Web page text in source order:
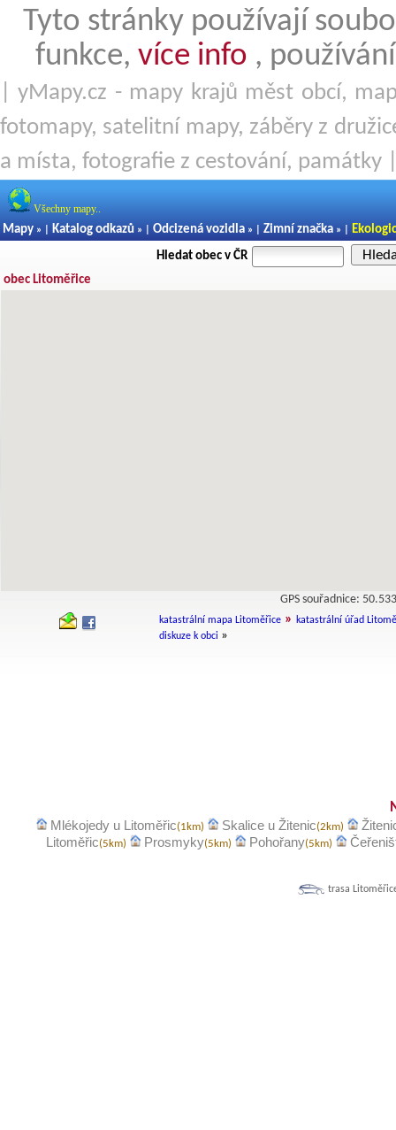
Tyto stránky používají
funkce, více info ,
| yMapy.cz - mapy krajů měst obcí,
fotomapy, satelitní mapy, záběry z
a místa, fotografie z cestování, památky
Všechny mapy..
Mapy » | Katalog odkazů » | Odcizená vozidla » | Zimní značka » |
Hledat obec v ČR
obec Litoměřice
GPS souřadnice:
katastrální mapa Litoměřice » katastrální úřad
diskuze k obci »
Mlékojedy u Litoměřic(1km) Skalice u Žitenic(2km)
Litoměřic(5km) Prosmyky(5km) Pohořany(5km)
trasa